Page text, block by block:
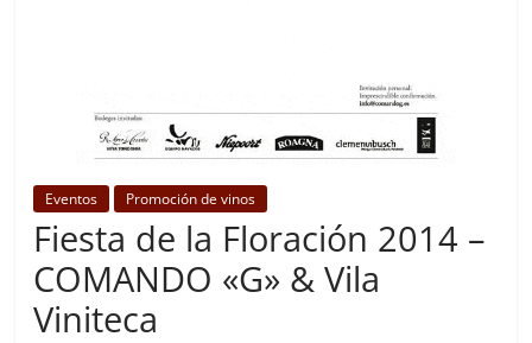
Eventos Promoción de vinos
Fiesta de la Floración 2014 –
COMANDO «G» & Vila
Viniteca